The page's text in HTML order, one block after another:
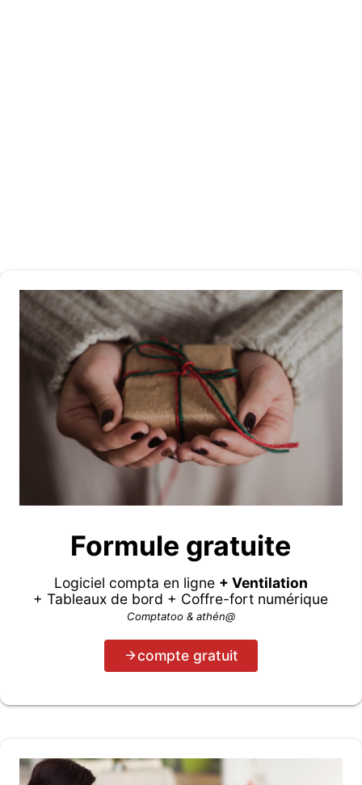
Formule gratuite
Logiciel compta en ligne + Ventilation
+ Tableaux de bord + Coffre-fort numérique
Comptatoo & athén@
compte gratuit